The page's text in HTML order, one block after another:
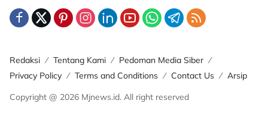
Redaksi Tentang Kami
Pedoman Media Siber
Privacy Policy
Terms and Conditions Contact Us
Arsip
Copyright @ 2026 Mjnews.id. All right reserved